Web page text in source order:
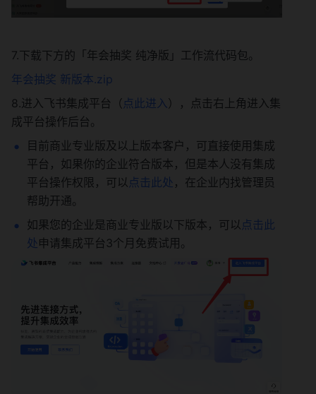
7.下载下方的「年会抽奖 纯净版」工作流代码包。
年会抽奖 新版本.zip
8.进入飞书集成平台（ 点此进入 ），点击右上角进入集
成平台操作后台。
目前商业专业版及以上版本客户，可直接使用集成
平台，如果你的企业符合版本，但是本人没有集成
平台操作权限，可以 点击此处 ，在企业内找管理员
帮助开通。
如果您的企业是商业专业版以下版本，可以 点击此
处 申请集成平台3个月免费试用。